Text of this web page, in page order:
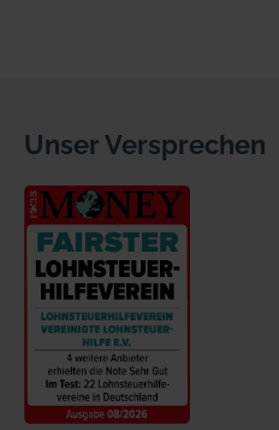
Unser Versprechen